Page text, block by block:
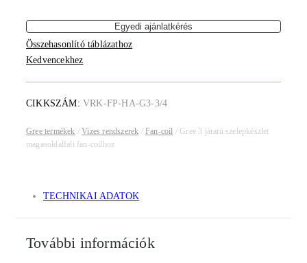
Egyedi ajánlatkérés
Összehasonlító táblázathoz
Kedvencekhez
CIKKSZÁM: VRK-FP-HA-G3-3/4
Gree termékek / Vizes rendszerek / Fan-coil /Gree 3 járatú szelepkészlet
magasoldalfali fan-coilhoz
TECHNIKAI ADATOK
További információk